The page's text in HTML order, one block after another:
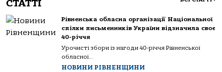
СТАТТІ
Рівненська обласна організації Національної
спілки письменників України відзначила своє
40-річчя
Урочисті збори із нагоди 40-річчя Рівненської
обласної...
НОВИНИ РІВНЕНЩИНИ